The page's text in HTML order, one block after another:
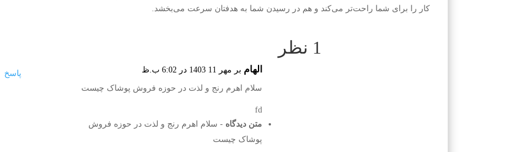
کار را برای شما راحت‌تر می‌کند و هم در رسیدن شما به هدفتان سرعت می‌بخشد.
1 نظر
الهام بر مهر 11 1403 در 6:02 ب.ظ
سلام اهرم رنج و لذت در حوزه فروش پوشاک چیست
fd
متن دیدگاه - سلام اهرم رنج و لذت در حوزه فروش
پوشاک چیست
پاسخ